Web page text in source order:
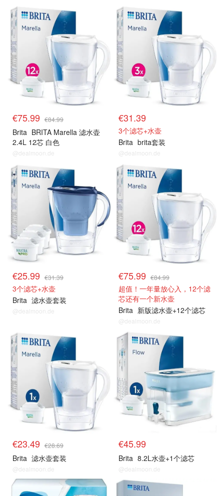
€75.99 €84.99
Brita BRITA Marella 滤水壶
2.4L 12芯 白色
@dealmoon.de
€31.39
3个滤芯+水壶
Brita brita套装
@dealmoon.de
€25.99 €31.39
3个滤芯+水壶
Brita 滤水壶套装
@dealmoon.de
€75.99 €84.99
超值！一年量放心入，12个滤
芯还有一个新水壶
Brita 新版滤水壶+12个滤芯
@dealmoon.de
€23.49 €28.69
Brita 滤水壶套装
@dealmoon.de
€45.99
Brita 8.2L水壶+1个滤芯
@dealmoon.de